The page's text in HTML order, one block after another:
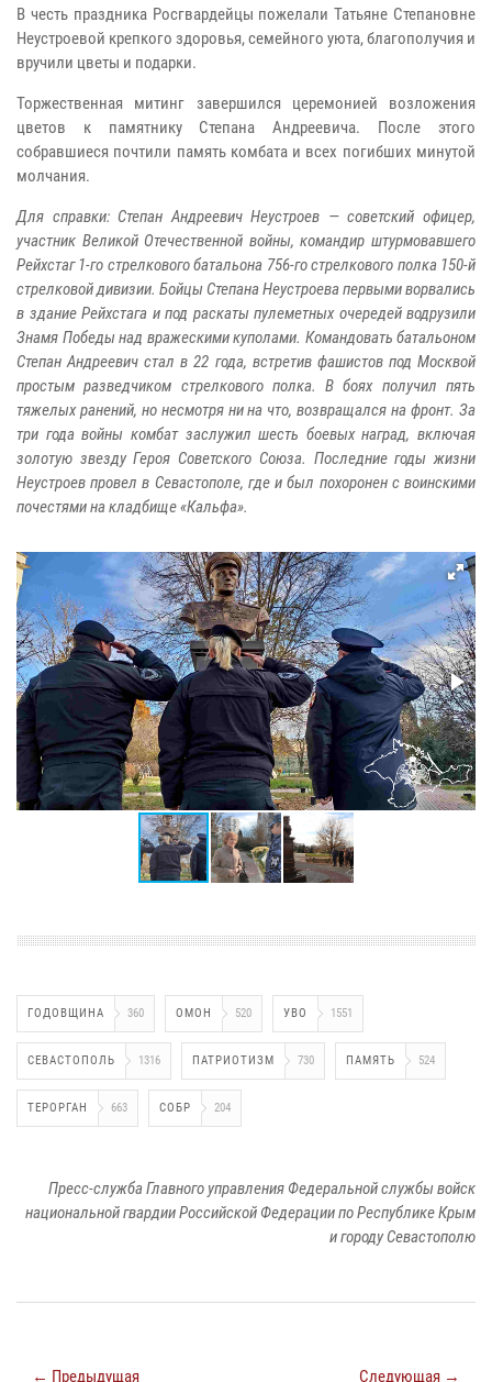
В честь праздника Росгвардейцы пожелали Татьяне Степановне
Неустроевой крепкого здоровья, семейного уюта, благополучия и
вручили цветы и подарки.
Торжественная митинг завершился церемонией возложения
цветов к памятнику Степана Андреевича. После этого
собравшиеся почтили память комбата и всех погибших минутой
молчания.
Для справки: Степан Андреевич Неустроев — советский офицер,
участник Великой Отечественной войны, командир штурмовавшего
Рейхстаг 1-го стрелкового батальона 756-го стрелкового полка 150-й
стрелковой дивизии. Бойцы Степана Неустроева первыми ворвались
в здание Рейхстага и под раскаты пулеметных очередей водрузили
Знамя Победы над вражескими куполами. Командовать батальоном
Степан Андреевич стал в 22 года, встретив фашистов под Москвой
простым разведчиком стрелкового полка. В боях получил пять
тяжелых ранений, но несмотря ни на что, возвращался на фронт. За
три года войны комбат заслужил шесть боевых наград, включая
золотую звезду Героя Советского Союза. Последние годы жизни
Неустроев провел в Севастополе, где и был похоронен с воинскими
почестями на кладбище «Кальфа».
ГОДОВЩИНА 360 ОМОН 520 УВО 1551
СЕВАСТОПОЛЬ 1316 ПАТРИОТИЗМ 730 ПАМЯТЬ 524
ТЕРОРГАН 663 СОБР 204
Пресс-служба Главного управления Федеральной службы войск
национальной гвардии Российской Федерации по Республике Крым
и городу Севастополю
← Предыдущая Следующая →